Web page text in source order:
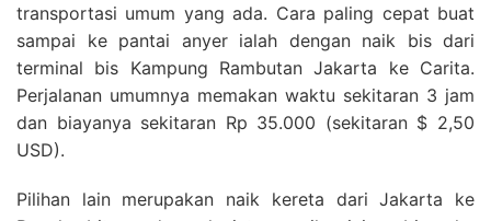
transportasi umum yang ada. Cara paling cepat buat
sampai ke pantai anyer ialah dengan naik bis dari
terminal bis Kampung Rambutan Jakarta ke Carita.
Perjalanan umumnya memakan waktu sekitaran 3 jam
dan biayanya sekitaran Rp 35.000 (sekitaran $ 2,50
USD).
Pilihan lain merupakan naik kereta dari Jakarta ke